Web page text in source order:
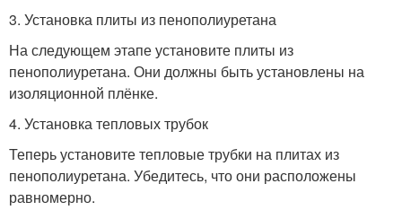
3. Установка плиты из пенополиуретана
На следующем этапе установите плиты из
пенополиуретана. Они должны быть установлены на
изоляционной плёнке.
4. Установка тепловых трубок
Теперь установите тепловые трубки на плитах из
пенополиуретана. Убедитесь, что они расположены
равномерно.